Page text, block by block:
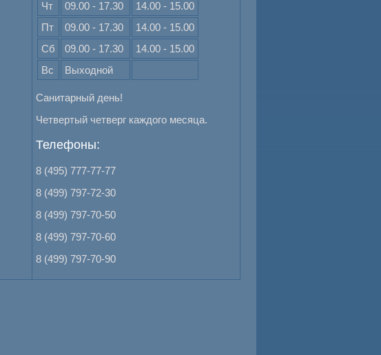
Чт
09.00 - 17.30
14.00 - 15.00
Пт
09.00 - 17.30
14.00 - 15.00
Сб
09.00 - 17.30
14.00 - 15.00
Вс
Выходной
Санитарный день!
Четвертый четверг каждого месяца.
Телефоны:
8 (495) 777-77-77
8 (499) 797-72-30
8 (499) 797-70-50
8 (499) 797-70-60
8 (499) 797-70-90